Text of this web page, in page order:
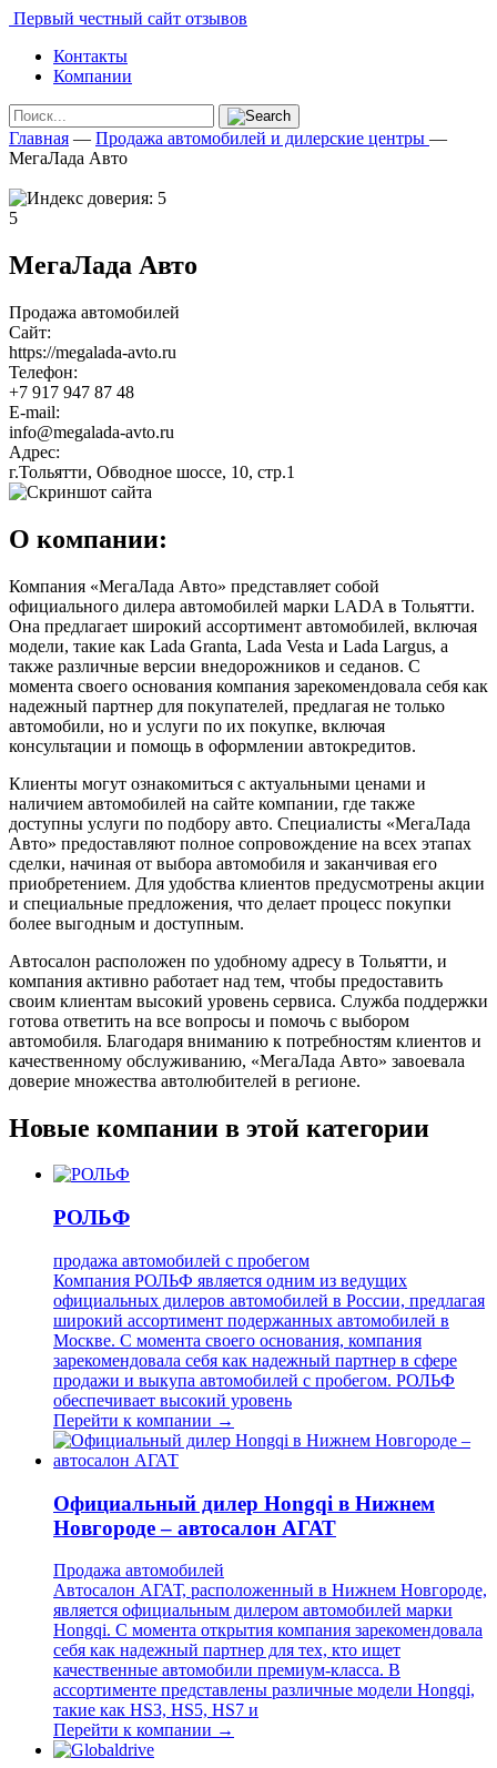
Первый честный сайт отзывов
Контакты
Компании
Главная — Продажа автомобилей и дилерские центры —
МегаЛада Авто
5
МегаЛада Авто
Продажа автомобилей
Сайт:
https://megalada-avto.ru
Телефон:
+7 917 947 87 48
E-mail:
info@megalada-avto.ru
Адрес:
г.Тольятти, Обводное шоссе, 10, стр.1
О компании:
Компания «МегаЛада Авто» представляет собой
официального дилера автомобилей марки LADA в Тольятти.
Она предлагает широкий ассортимент автомобилей, включая
модели, такие как Lada Granta, Lada Vesta и Lada Largus, а
также различные версии внедорожников и седанов. С
момента своего основания компания зарекомендовала себя как
надежный партнер для покупателей, предлагая не только
автомобили, но и услуги по их покупке, включая
консультации и помощь в оформлении автокредитов.
Клиенты могут ознакомиться с актуальными ценами и
наличием автомобилей на сайте компании, где также
доступны услуги по подбору авто. Специалисты «МегаЛада
Авто» предоставляют полное сопровождение на всех этапах
сделки, начиная от выбора автомобиля и заканчивая его
приобретением. Для удобства клиентов предусмотрены акции
и специальные предложения, что делает процесс покупки
более выгодным и доступным.
Автосалон расположен по удобному адресу в Тольятти, и
компания активно работает над тем, чтобы предоставить
своим клиентам высокий уровень сервиса. Служба поддержки
готова ответить на все вопросы и помочь с выбором
автомобиля. Благодаря вниманию к потребностям клиентов и
качественному обслуживанию, «МегаЛада Авто» завоевала
доверие множества автолюбителей в регионе.
Новые компании в этой категории
РОЛЬФ
продажа автомобилей с пробегом
Компания РОЛЬФ является одним из ведущих
официальных дилеров автомобилей в России, предлагая
широкий ассортимент подержанных автомобилей в
Москве. С момента своего основания, компания
зарекомендовала себя как надежный партнер в сфере
продажи и выкупа автомобилей с пробегом. РОЛЬФ
обеспечивает высокий уровень
Перейти к компании →
Официальный дилер Hongqi в Нижнем
Новгороде – автосалон АГАТ
Продажа автомобилей
Автосалон АГАТ, расположенный в Нижнем Новгороде,
является официальным дилером автомобилей марки
Hongqi. С момента открытия компания зарекомендовала
себя как надежный партнер для тех, кто ищет
качественные автомобили премиум-класса. В
ассортименте представлены различные модели Hongqi,
такие как HS3, HS5, HS7 и
Перейти к компании →